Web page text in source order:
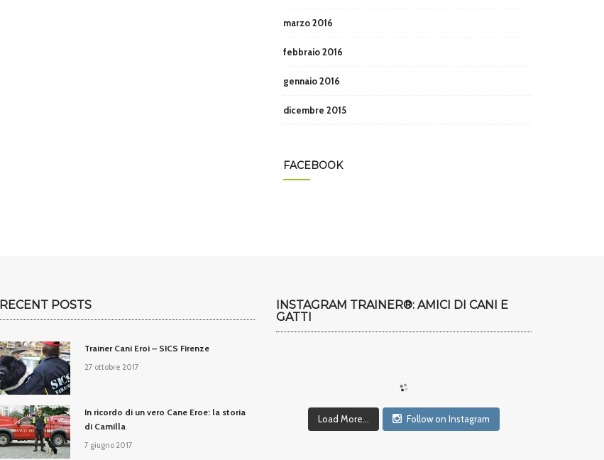
marzo 2016
febbraio 2016
gennaio 2016
dicembre 2015
FACEBOOK
RECENT POSTS
Trainer Cani Eroi – SICS Firenze
27 ottobre 2017
In ricordo di un vero Cane Eroe: la storia
di Camilla
7 giugno 2017
INSTAGRAM TRAINER®: AMICI DI CANI E
GATTI
Load More... Follow on Instagram